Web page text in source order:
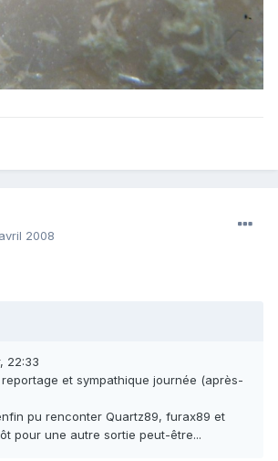
2008
22:33
et sympathique journée (après-
pu renconter Quartz89, furax89 et
pour une autre sortie peut-être...